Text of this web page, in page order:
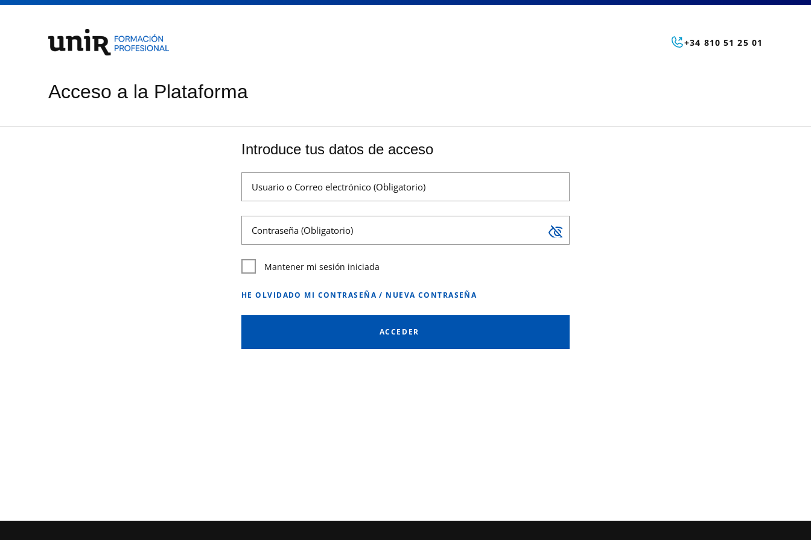
+34 810 51 25 01
Acceso a la Plataforma
Introduce tus datos de acceso
Usuario o Correo electrónico (Obligatorio)
Contraseña (Obligatorio)
Mantener mi sesión iniciada
HE OLVIDADO MI CONTRASEÑA / NUEVA CONTRASEÑA